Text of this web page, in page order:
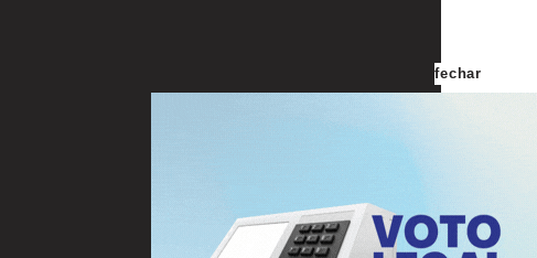
fechar